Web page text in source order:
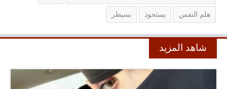
هلم النفس يستحوذ يسيطر
شاهد المزيد